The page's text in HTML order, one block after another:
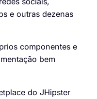
e outras dezenas
componentes e
bem
do JHipster